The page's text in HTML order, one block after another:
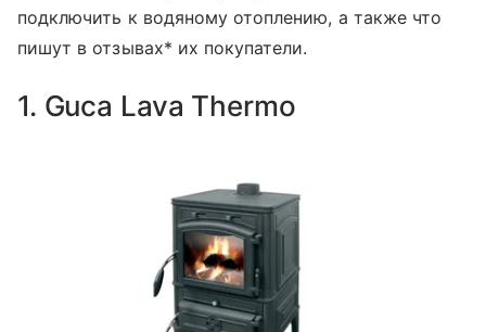
подключить к водяному отоплению, а также что
пишут в отзывах* их покупатели.
1. Guca Lava Thermo